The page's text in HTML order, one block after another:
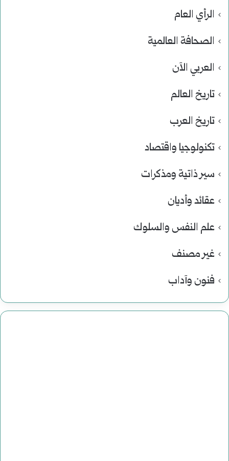
الرأي العام
الصحافة العالمية
العربي الآن
تاريخ العالم
تاريخ العرب
تكنولوجيا واقتصاد
سير ذاتية ومذكرات
عقائد وأديان
علم النفس والسلوك
غير مصنف
فنون وآداب